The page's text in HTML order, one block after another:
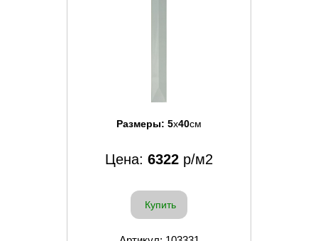
Размеры: 5x40см
Цена: 6322 р/м2
Купить